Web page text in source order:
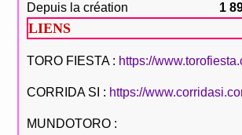
Depuis la création 1
LIENS
TORO FIESTA : https://
CORRIDA SI : https://
MUNDOTORO :